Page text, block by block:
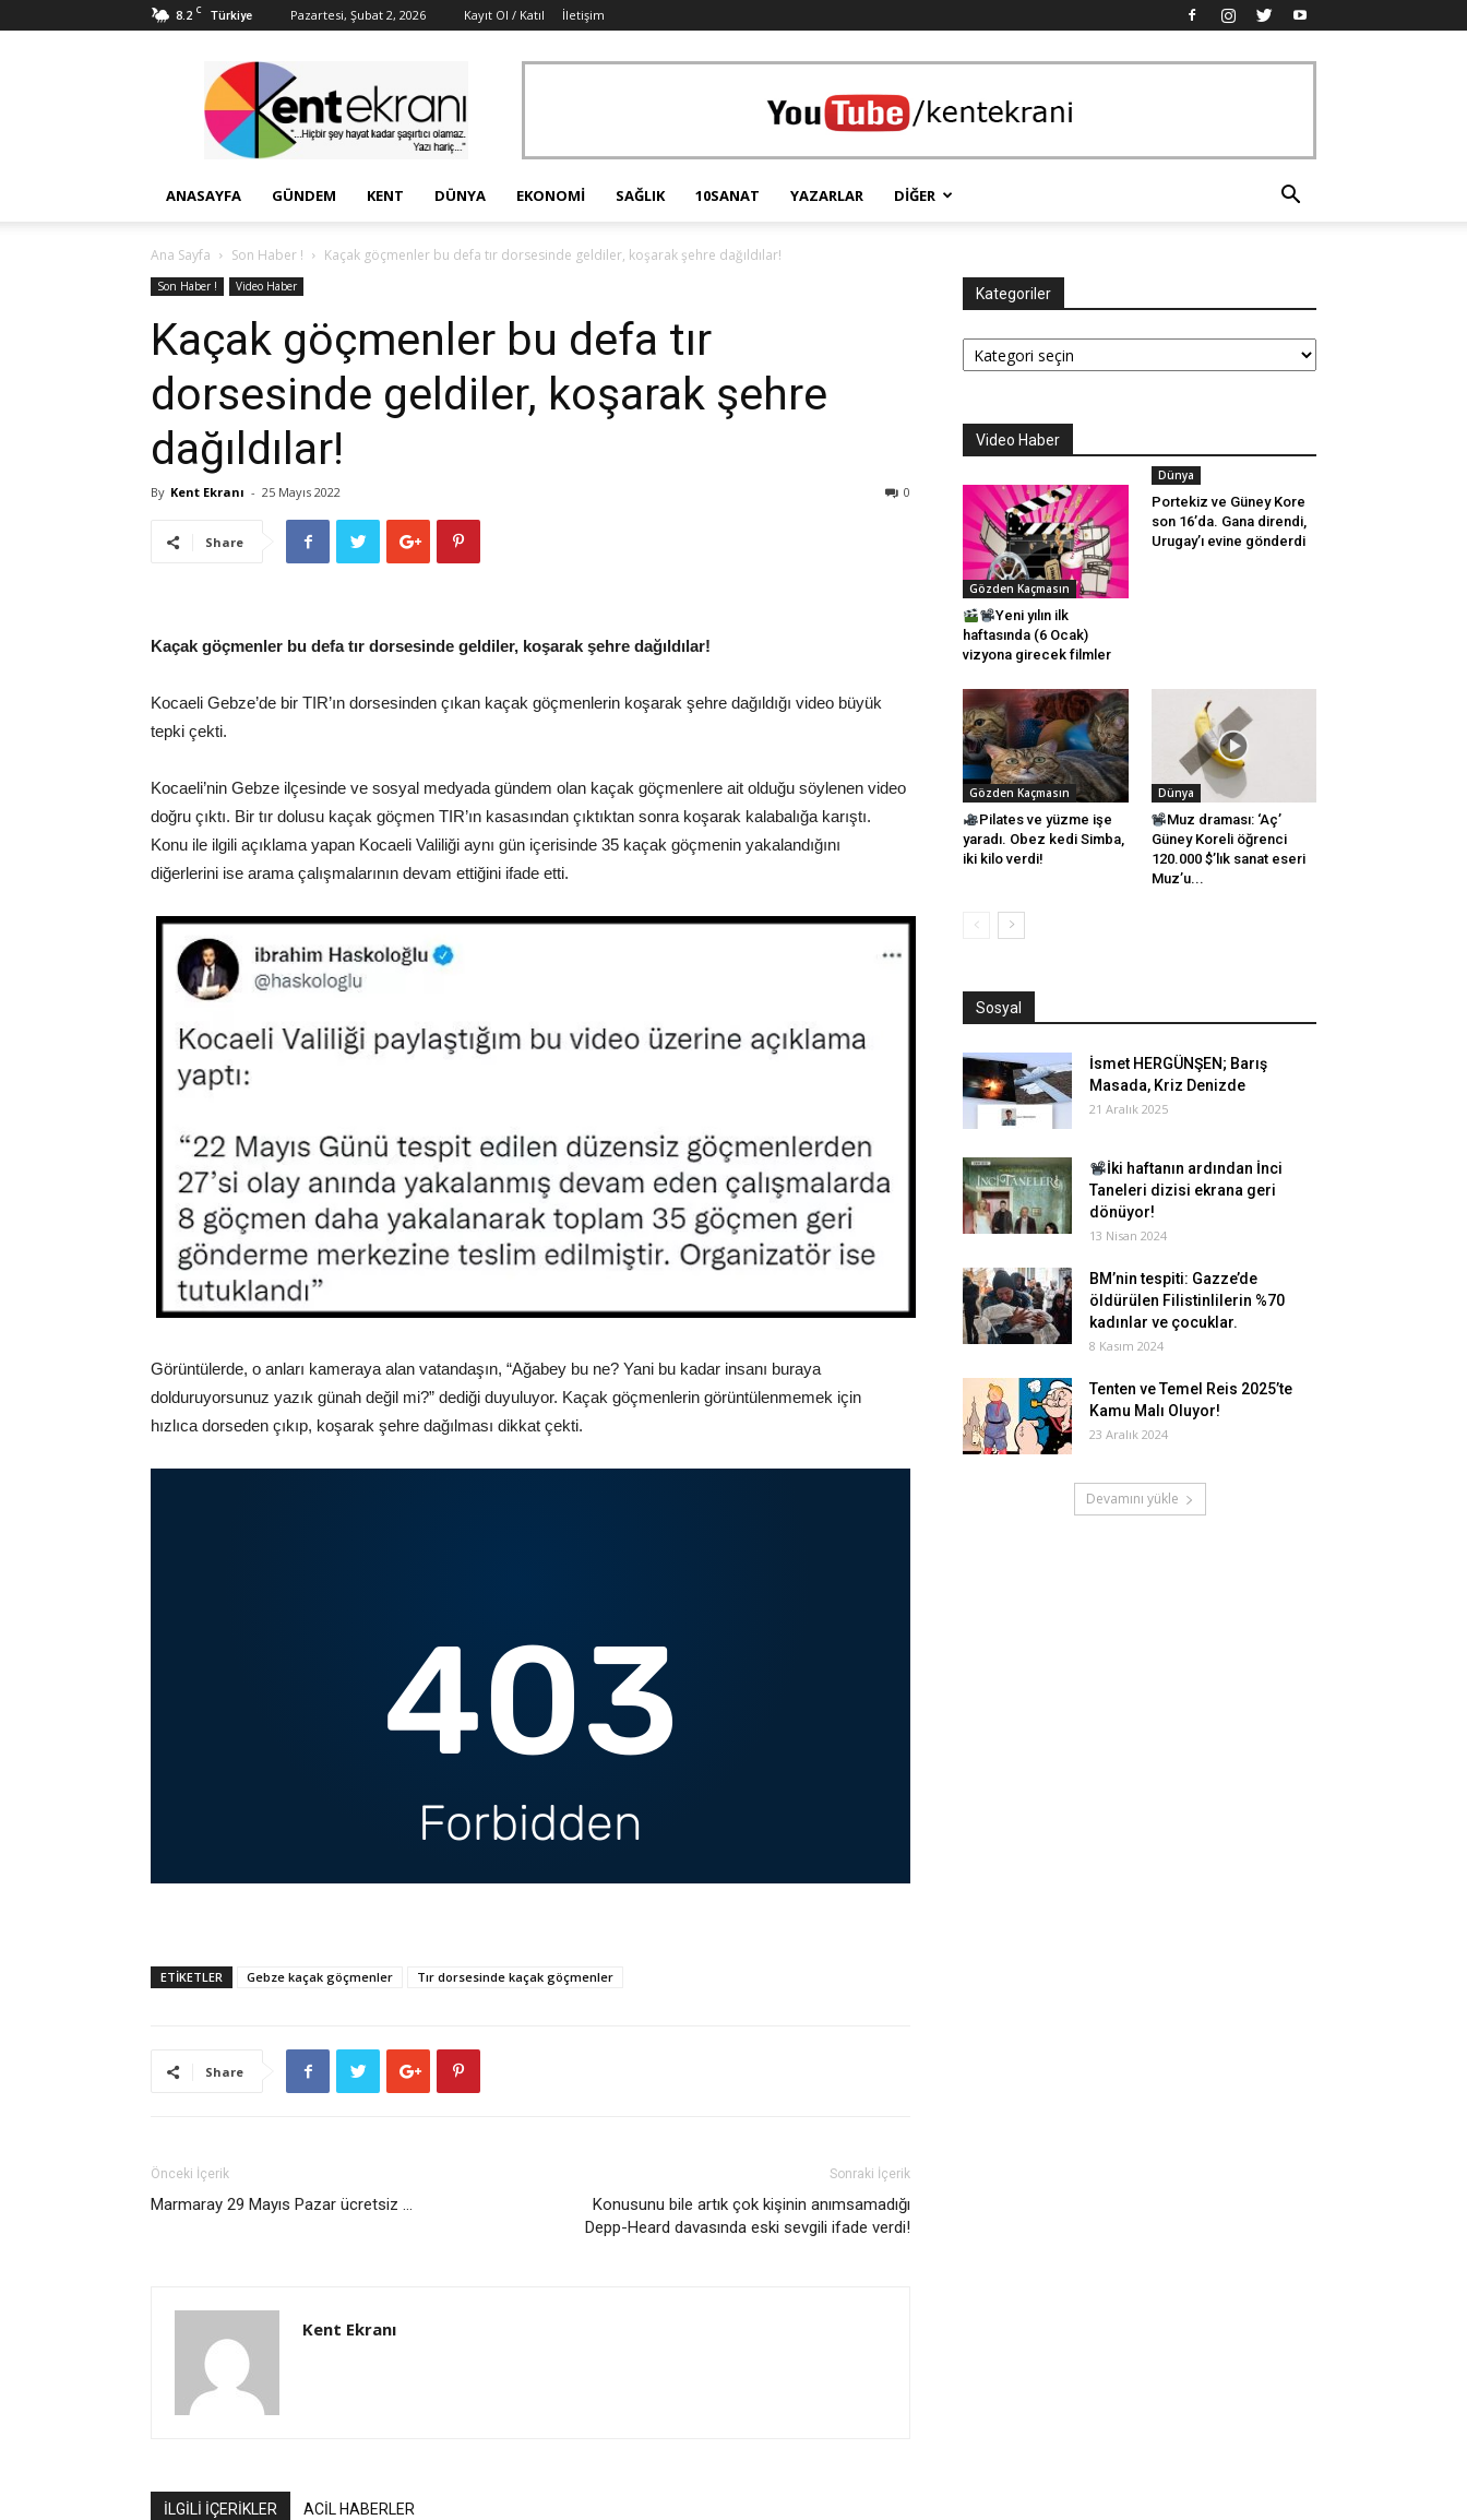
8.2 C Türkiye Pazartesi, Şubat 2, 2026 Kayıt Ol / Katıl İletişim
Ekranı
ANASAYFA GÜNDEM KENT DÜNYA EKONOMI SAĞLIK 10SANAT YAZARLAR DIĞER
Ana Sayfa Son Haber ! Kaçak göçmenler bu defa tır dorsesinde geldiler, koşarak şehre dağıldılar!
Son Haber ! Video Haber
Kaçak göçmenler bu defa tır
dorsesinde geldiler, koşarak şehre
dağıldılar!
By Kent Ekranı - 25 Mayıs 2022 0
Share
Kaçak göçmenler bu defa tır dorsesinde geldiler, koşarak şehre dağıldılar!
Kocaeli Gebze’de bir TIR’ın dorsesinden çıkan kaçak göçmenlerin koşarak şehre dağıldığı video büyük
tepki çekti.
Kocaeli’nin Gebze ilçesinde ve sosyal medyada gündem olan kaçak göçmenlere ait olduğu söylenen video
doğru çıktı. Bir tır dolusu kaçak göçmen TIR’ın kasasından çıktıktan sonra koşarak kalabalığa karıştı.
Konu ile ilgili açıklama yapan Kocaeli Valiliği aynı gün içerisinde 35 kaçak göçmenin yakalandığını
diğerlerini ise arama çalışmalarının devam ettiğini ifade etti.
Görüntülerde, o anları kameraya alan vatandaşın, “Ağabey bu ne? Yani bu kadar insanı buraya
dolduruyorsunuz yazık günah değil mi?” dediği duyuluyor. Kaçak göçmenlerin görüntülenmemek için
hızlıca dorseden çıkıp, koşarak şehre dağılması dikkat çekti.
ETİKETLER Gebze kaçak göçmenler Tır dorsesinde kaçak göçmenler
Share
Önceki İçerik
Marmaray 29 Mayıs Pazar ücretsiz …
Sonraki İçerik
Konusunu bile artık çok kişinin anımsamadığı
Depp-Heard davasında eski sevgili ifade verdi!
Kent Ekranı
İLGİLİ İÇERİKLER ACİL HABERLER
Kategoriler
Kategoriler
Video Haber
Gözden Kaçmasın
Yeni yılın ilk
haftasında (6 Ocak)
vizyona girecek filmler
Dünya
Portekiz ve Güney Kore
son 16’da. Gana direndi,
Urugay’ı evine gönderdi
Gözden Kaçmasın
Pilates ve yüzme işe
yaradı. Obez kedi Simba,
iki kilo verdi!
Dünya
Muz draması: ‘Aç’
Güney Koreli öğrenci
120.000 $’lık sanat eseri
Muz’u...
Sosyal
İsmet HERGÜNŞEN; Barış
Masada, Kriz Denizde
21 Aralık 2025
İki haftanın ardından İnci
Taneleri dizisi ekrana geri
dönüyor!
13 Nisan 2024
BM’nin tespiti: Gazze’de
öldürülen Filistinlilerin %70
kadınlar ve çocuklar.
8 Kasım 2024
Tenten ve Temel Reis 2025’te
Kamu Malı Oluyor!
23 Aralık 2024
Devamını yükle